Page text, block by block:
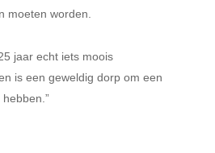
moeten worden.
jaar echt iets moois
is een geweldig dorp om een